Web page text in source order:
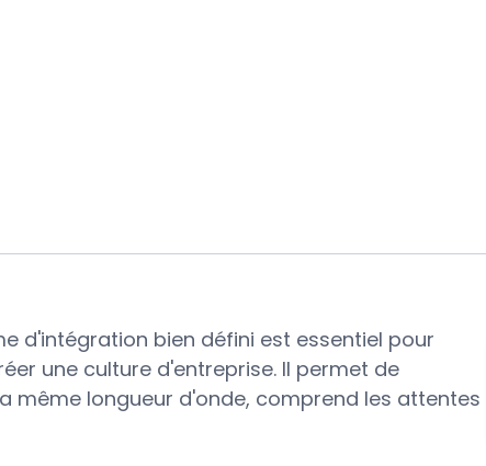
d'intégration bien défini est essentiel pour
une culture d'entreprise. Il permet de
même longueur d'onde, comprend les attentes